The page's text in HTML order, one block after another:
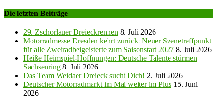
Die letzten Beiträge
29. Zschorlauer Dreieckrennen 8. Juli 2026
Motorradmesse Dresden kehrt zurück: Neuer Szenetreffpunkt
für alle Zweiradbeigeisterte zum Saisonstart 2027 8. Juli 2026
Heiße Heimspiel-Hoffnungen: Deutsche Talente stürmen
Sachsenring 8. Juli 2026
Das Team Weidaer Dreieck sucht Dich! 2. Juli 2026
Deutscher Motorradmarkt im Mai weiter im Plus 15. Juni
2026